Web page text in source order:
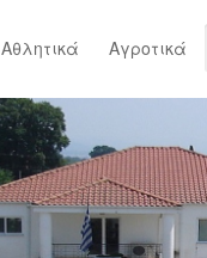
Αθλητικά Αγροτικά